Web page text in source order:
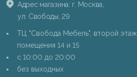
Адрес магазина: г. Москва,
ул. Свободы, 29
ТЦ "Свобода Мебель", второй этаж,
помещения 14 и 15
c 10:00 до 20:00
без выходных